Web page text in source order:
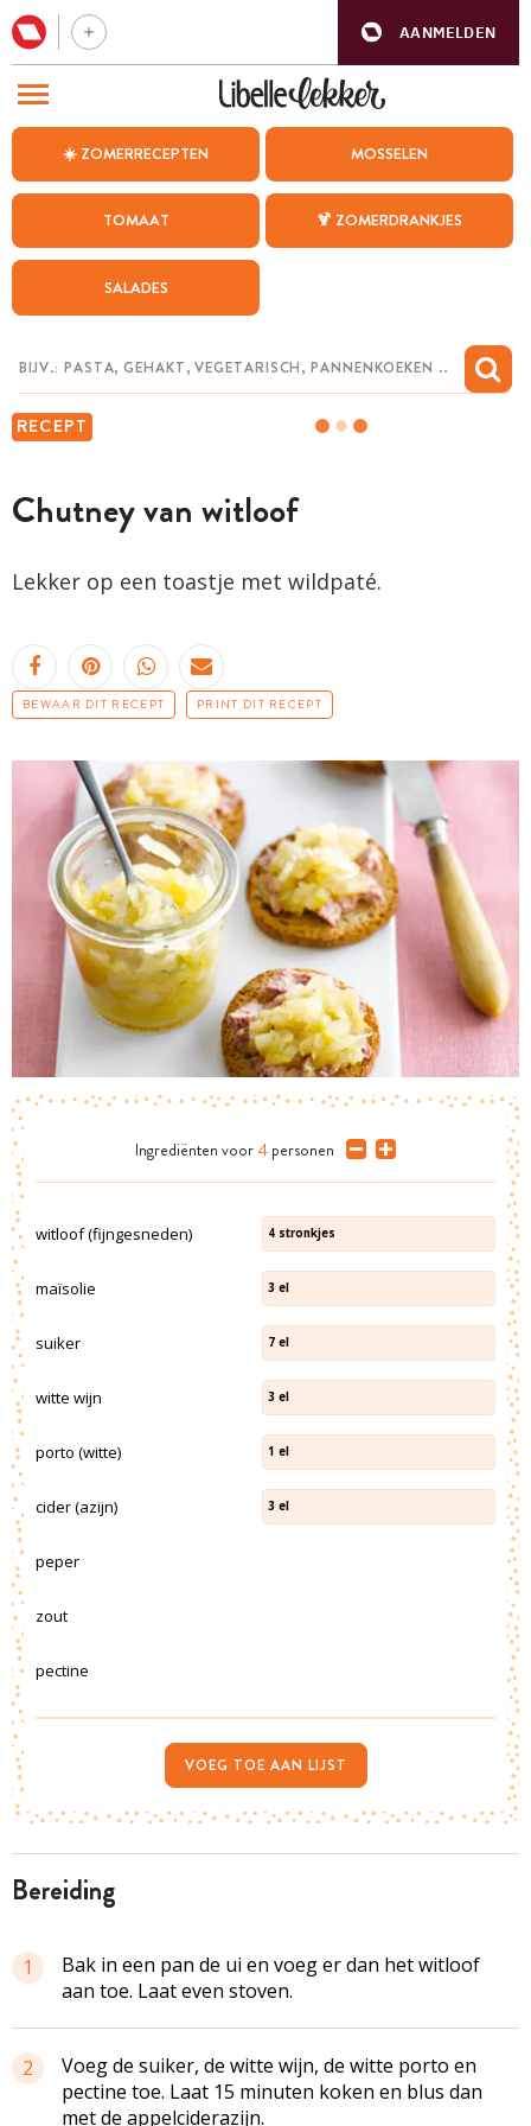
AANMELDEN
☀️ ZOMERRECEPTEN MOSSELEN
TOMAAT 🍹 ZOMERDRANKJES
SALADES
RECEPT
Chutney van witloof
Lekker op een toastje met wildpaté.
BEWAAR DIT RECEPT PRINT DIT RECEPT
bereiding
1
Bak in een pan de ui en voeg er dan het witloof
aan toe. Laat even stoven.
2
Voeg de suiker, de witte wijn, de witte porto en
pectine toe. Laat 15 minuten koken en blus dan
met de appelciderazijn.
Ingrediënten voor 4 personen
witloof (fijngesneden) 4 stronkjes
maïsolie 3 el
suiker 7 el
witte wijn 3 el
porto (witte) 1 el
cider (azijn) 3 el
peper
zout
pectine
VOEG TOE AAN LIJST
BEZOEK ONZE ANDERE WEBSITES
WEEKMENU
CHAT MET MAIA
MIJN BEWAARDE RECEPTEN